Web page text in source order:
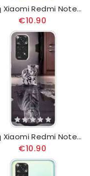
Θήκη Xiaomi Redmi Note 11 Pro 4G / 5G Ακουαρέλα Κάκτοι
€10.90
Θήκη Xiaomi Redmi Note 11 Pro 4G / 5G Ερνέστος Ο Τίγρης
€10.90